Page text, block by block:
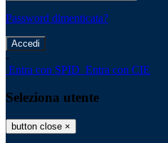
Password dimenticata?
-
Entra con SPID Entra con CIE
Seleziona utente
button close ×